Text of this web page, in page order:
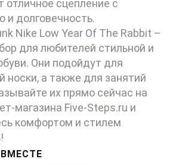
отличное сцепление с
и долговечность.
Nike Low Year Of The Rabbit –
для любителей стильной и
Они подойдут для
носки, а также для занятий
их прямо сейчас на
магазина Five-Steps.ru и
комфортом и стилем